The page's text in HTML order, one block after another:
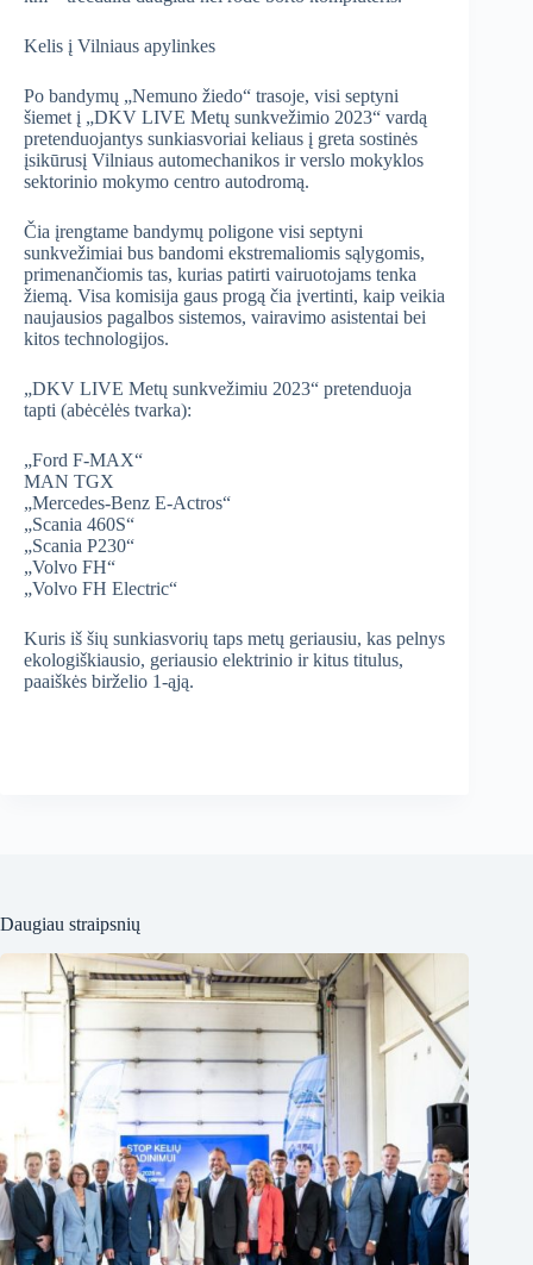
Kelis į Vilniaus apylinkes
Po bandymų „Nemuno žiedo“ trasoje, visi septyni
šiemet į „DKV LIVE Metų sunkvežimio 2023“ vardą
pretenduojantys sunkiasvoriai keliaus į greta sostinės
įsikūrusį Vilniaus automechanikos ir verslo mokyklos
sektorinio mokymo centro autodromą.
Čia įrengtame bandymų poligone visi septyni
sunkvežimiai bus bandomi ekstremaliomis sąlygomis,
primenančiomis tas, kurias patirti vairuotojams tenka
žiemą. Visa komisija gaus progą čia įvertinti, kaip veikia
naujausios pagalbos sistemos, vairavimo asistentai bei
kitos technologijos.
„DKV LIVE Metų sunkvežimiu 2023“ pretenduoja
tapti (abėcėlės tvarka):
„Ford F-MAX“
MAN TGX
„Mercedes-Benz E-Actros“
„Scania 460S“
„Scania P230“
„Volvo FH“
„Volvo FH Electric“
Kuris iš šių sunkiasvorių taps metų geriausiu, kas pelnys
ekologiškiausio, geriausio elektrinio ir kitus titulus,
paaiškės birželio 1-ąją.
Daugiau straipsnių